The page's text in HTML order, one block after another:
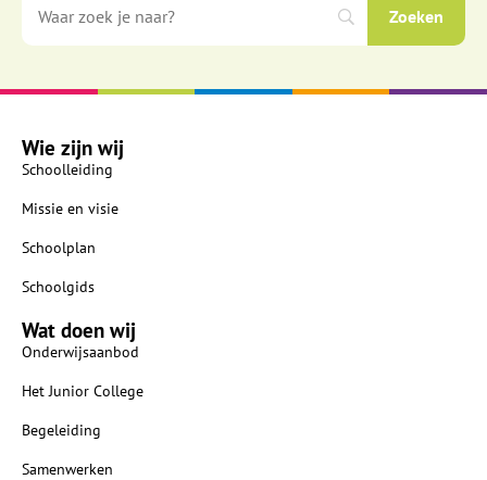
Wie zijn wij
Schoolleiding
Missie en visie
Schoolplan
Schoolgids
Wat doen wij
Onderwijsaanbod
Het Junior College
Begeleiding
Samenwerken